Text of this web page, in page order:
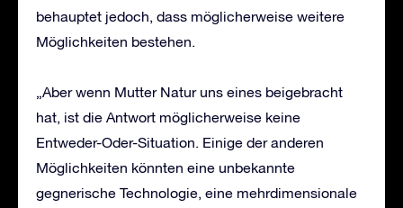
behauptet jedoch, dass möglicherweise weitere
Möglichkeiten bestehen.
„Aber wenn Mutter Natur uns eines beigebracht
hat, ist die Antwort möglicherweise keine
Entweder-Oder-Situation. Einige der anderen
Möglichkeiten könnten eine unbekannte
gegnerische Technologie, eine mehrdimensionale